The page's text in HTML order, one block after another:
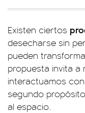
Existen ciertos
desecharse sin
pueden
propuesta invita a
interactuamos
segundo
al espacio.